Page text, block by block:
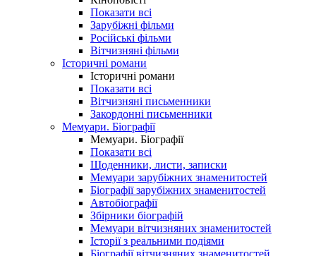
Показати всі
Зарубіжні фільми
Російські фільми
Вітчизняні фільми
Історичні романи
Історичні романи
Показати всі
Вітчизняні письменники
Закордонні письменники
Мемуари. Біографії
Мемуари. Біографії
Показати всі
Щоденники, листи, записки
Мемуари зарубіжних знаменитостей
Біографії зарубіжних знаменитостей
Автобіографії
Збірники біографій
Мемуари вітчизняних знаменитостей
Історії з реальними подіями
Біографії вітчизняних знаменитостей